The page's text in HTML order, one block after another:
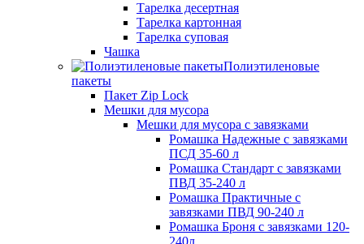
Тарелка десертная
Тарелка картонная
Тарелка суповая
Чашка
Полиэтиленовые
пакеты
Пакет Zip Lock
Мешки для мусора
Мешки для мусора с завязками
Ромашка Надежные с завязками
ПСД 35-60 л
Ромашка Стандарт с завязками
ПВД 35-240 л
Ромашка Практичные с
завязками ПВД 90-240 л
Ромашка Броня с завязками 120-
240л